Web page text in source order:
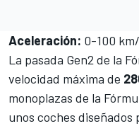
Aceleración: 0-100
La pasada Gen2 de la
velocidad máxima de
monoplazas de la
unos coches